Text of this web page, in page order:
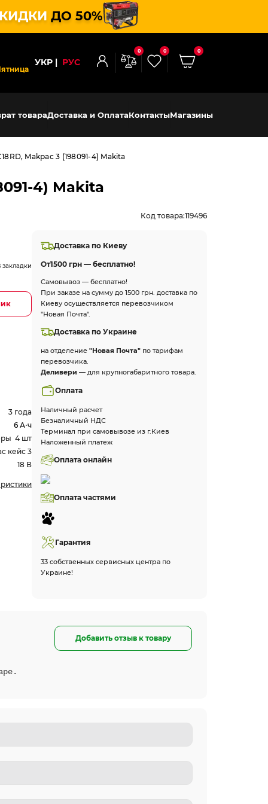
ДО 50%
УКР РУС
0 0 0
товараДоставка и ОплатаКонтактыМагазины
Makpac 3 (198091-4) Makita
4) Makita
Код товара:119496
закладки
3 года
6 А⋅ч
4 шт
кейс 3
18 В
Доставка по Киеву
От1500 грн — бесплатно!
Самовывоз — бесплатно!
При заказе на сумму до 1500 грн. доставка по
Киеву осуществляется перевозчиком
"Новая Почта".
Доставка по Украине
на отделение"Новая Почта" по тарифам
перевозчика.
Деливери — для крупногабаритного товара.
Оплата
Наличный расчет
Безналичный НДС
Терминал при самовывозе из г.Киев
Наложенный платеж
Оплата онлайн
Оплата частями
Гарантия
33 собственных сервисных центра по
Украине!
Добавить отзыв к товару